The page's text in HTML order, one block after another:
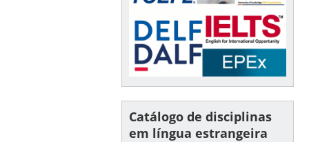
Catálogo de disciplinas
em língua estrangeira